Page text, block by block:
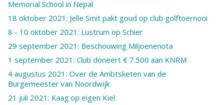
Memorial School in Nepal
18 oktober 2021: Jelle Smit pakt goud op club golftoernooi
8 - 10 oktober 2021: Lustrum op Schier
29 september 2021: Beschouwing Miljoenenota
1 september 2021: Club doneert € 7.500 aan KNRM
4 augustus 2021: Over de Ambtsketen van de
Burgemeester van Noordwijk
21 juli 2021: Kaag op eigen Kiel